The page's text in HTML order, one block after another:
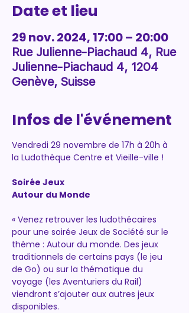
Date et lieu
29 nov. 2024, 17:00 – 20:00
Rue Julienne-Piachaud 4, Rue
Julienne-Piachaud 4, 1204
Genève, Suisse
Infos de l'événement
Vendredi 29 novembre de 17h à 20h à
la Ludothèque Centre et Vieille-ville !
Soirée Jeux
Autour du Monde
« Venez retrouver les ludothécaires
pour une soirée Jeux de Société sur le
thème : Autour du monde. Des jeux
traditionnels de certains pays (le jeu
de Go) ou sur la thématique du
voyage (les Aventuriers du Rail)
viendront s’ajouter aux autres jeux
disponibles.